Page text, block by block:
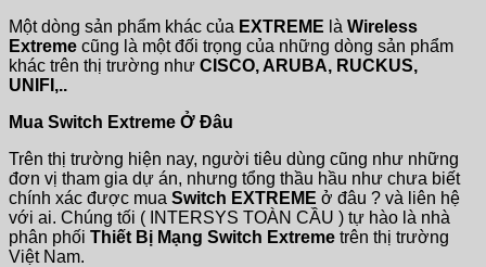
Một dòng sản phẩm khác của EXTREME là Wireless
Extreme cũng là một đối trọng của những dòng sản phẩm
khác trên thị trường như CISCO, ARUBA, RUCKUS,
UNIFI,..
Mua Switch Extreme Ở Đâu
Trên thị trường hiện nay, người tiêu dùng cũng như những
đơn vị tham gia dự án, nhưng tổng thầu hầu như chưa biết
chính xác được mua Switch EXTREME ở đâu ? và liên hệ
với ai. Chúng tối ( INTERSYS TOÀN CẦU ) tự hào là nhà
phân phối Thiết Bị Mạng Switch Extreme trên thị trường
Việt Nam.